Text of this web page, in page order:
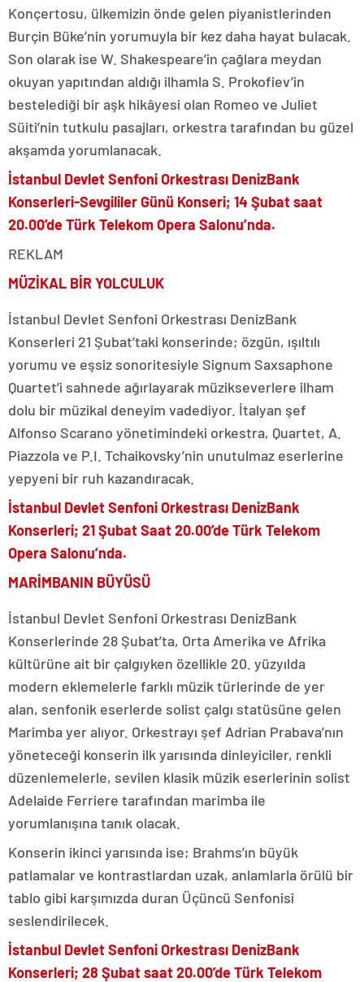
Konçertosu, ülkemizin önde gelen piyanistlerinden
Burçin Büke’nin yorumuyla bir kez daha hayat bulacak.
Son olarak ise W. Shakespeare’in çağlara meydan
okuyan yapıtından aldığı ilhamla S. Prokofiev’in
bestelediği bir aşk hikâyesi olan Romeo ve Juliet
Süiti’nin tutkulu pasajları, orkestra tarafından bu güzel
akşamda yorumlanacak.
İstanbul Devlet Senfoni Orkestrası DenizBank
Konserleri-Sevgililer Günü Konseri; 14 Şubat saat
20.00’de Türk Telekom Opera Salonu’nda.
REKLAM
MÜZİKAL BİR YOLCULUK
İstanbul Devlet Senfoni Orkestrası DenizBank
Konserleri 21 Şubat’taki konserinde; özgün, ışıltılı
yorumu ve eşsiz sonoritesiyle Signum Saxsaphone
Quartet’i sahnede ağırlayarak müzikseverlere ilham
dolu bir müzikal deneyim vadediyor. İtalyan şef
Alfonso Scarano yönetimindeki orkestra, Quartet, A.
Piazzola ve P.I. Tchaikovsky’nin unutulmaz eserlerine
yepyeni bir ruh kazandıracak.
İstanbul Devlet Senfoni Orkestrası DenizBank
Konserleri; 21 Şubat Saat 20.00’de Türk Telekom
Opera Salonu’nda.
MARİMBANIN BÜYÜSÜ
İstanbul Devlet Senfoni Orkestrası DenizBank
Konserlerinde 28 Şubat’ta, Orta Amerika ve Afrika
kültürüne ait bir çalgıyken özellikle 20. yüzyılda
modern eklemelerle farklı müzik türlerinde de yer
alan, senfonik eserlerde solist çalgı statüsüne gelen
Marimba yer alıyor. Orkestrayı şef Adrian Prabava’nın
yöneteceği konserin ilk yarısında dinleyiciler, renkli
düzenlemelerle, sevilen klasik müzik eserlerinin solist
Adelaide Ferriere tarafından marimba ile
yorumlanışına tanık olacak.
Konserin ikinci yarısında ise; Brahms’ın büyük
patlamalar ve kontrastlardan uzak, anlamlarla örülü bir
tablo gibi karşımızda duran Üçüncü Senfonisi
seslendirilecek.
İstanbul Devlet Senfoni Orkestrası DenizBank
Konserleri; 28 Şubat saat 20.00’de Türk Telekom